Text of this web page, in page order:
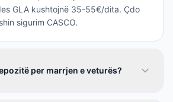
GLA kushtojnë 35-55€/dita. Çdo
sigurim CASCO.
per marrjen e veturës?